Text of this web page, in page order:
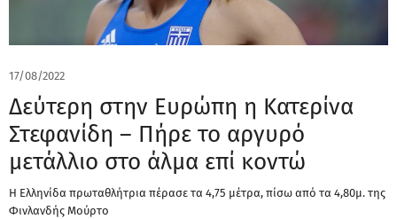
17/08/2022
Δεύτερη στην Ευρώπη η Κατερίνα
Στεφανίδη – Πήρε το αργυρό
μετάλλιο στο άλμα επί κοντώ
Η Ελληνίδα πρωταθλήτρια πέρασε τα 4,75 μέτρα, πίσω από τα 4,80μ. της
Φινλανδής Μούρτο